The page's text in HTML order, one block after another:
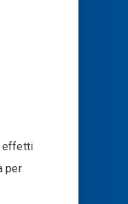
effetti
per